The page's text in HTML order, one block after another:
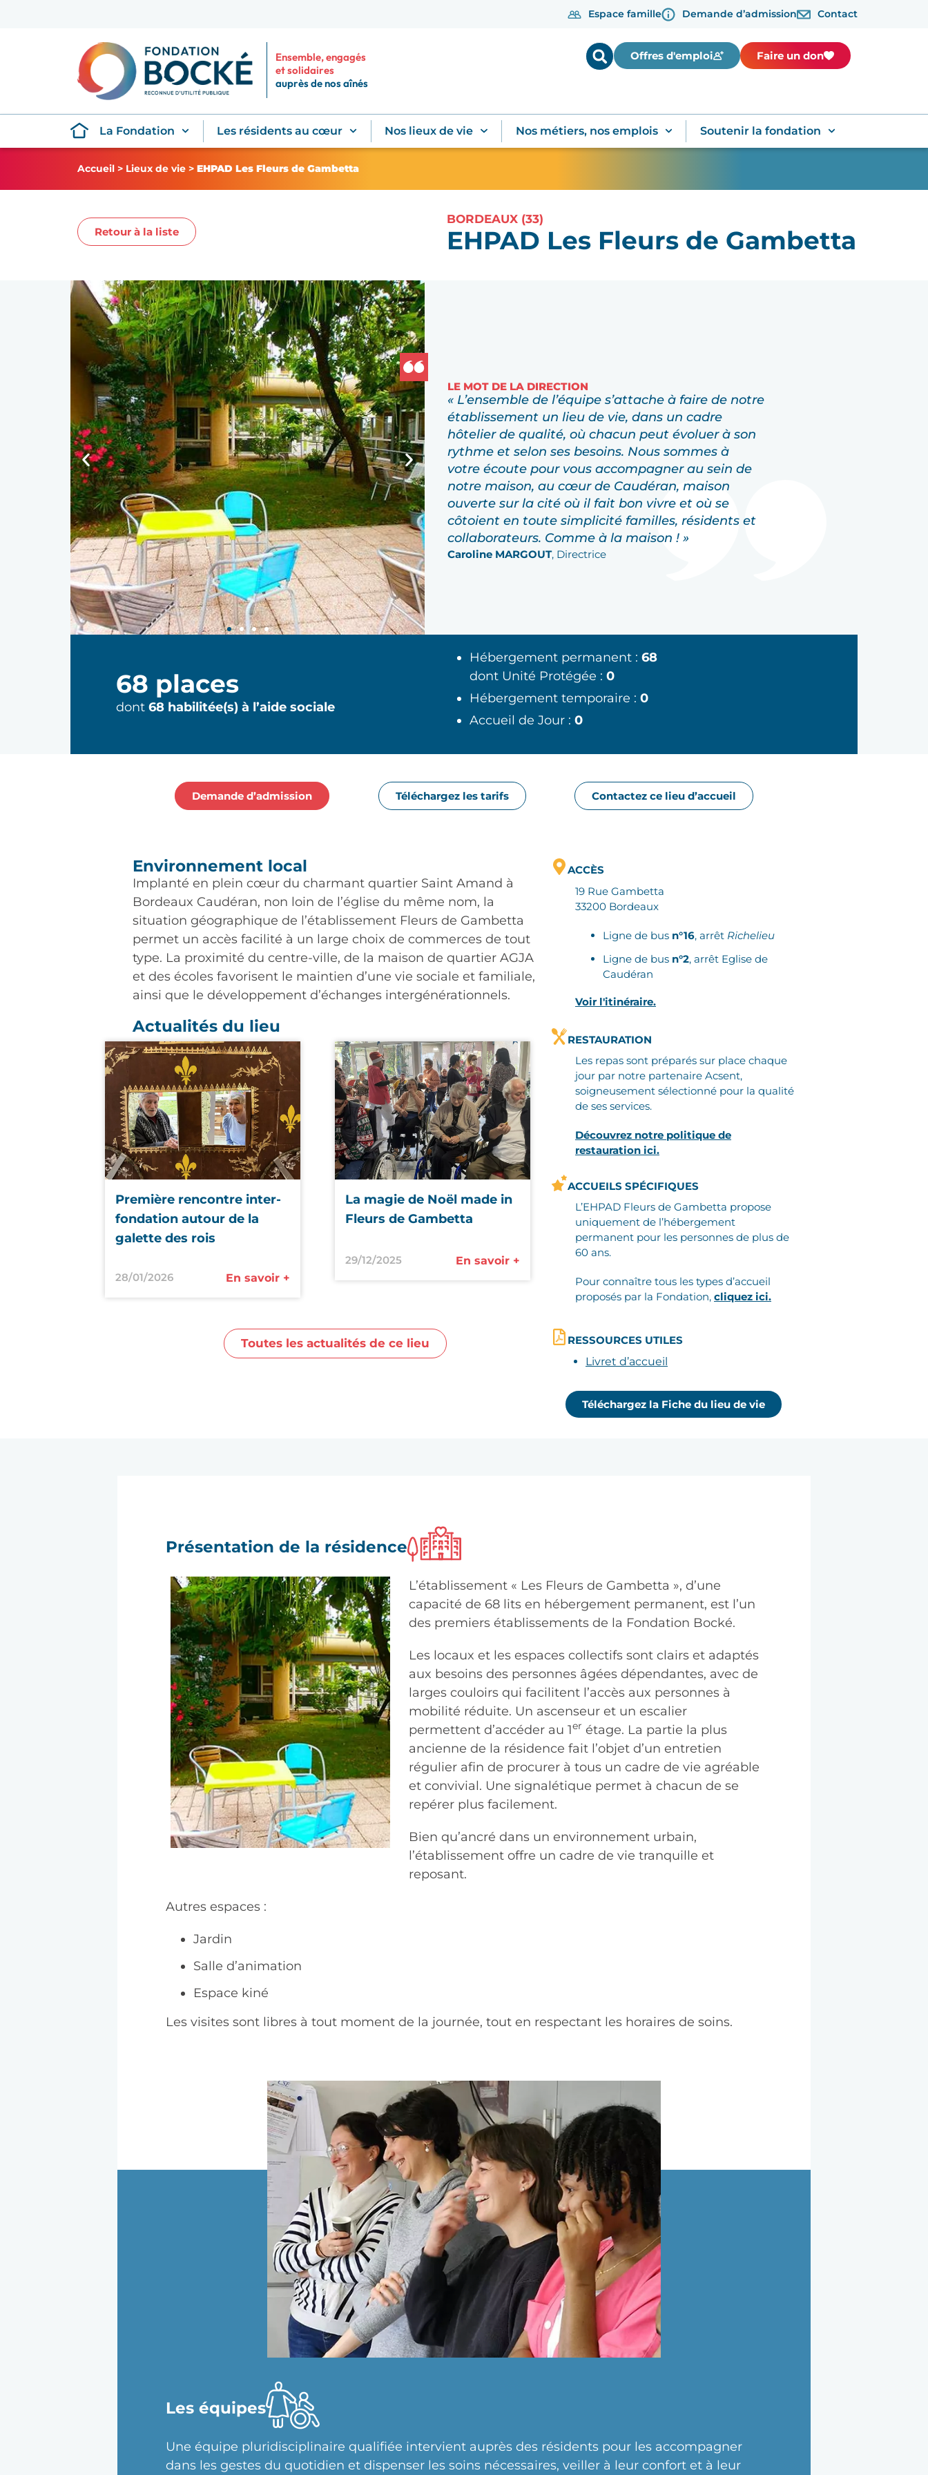
Espace famille Demande d’admission Contact
Ensemble, engagés
et solidaires
auprès de nos aînés
Faire un don
Offres d'emploi
La Fondation Les résidents au cœur Nos lieux de vie Nos métiers, nos emplois Soutenir la fondation
Accueil > Lieux de vie > EHPAD Les Fleurs de Gambetta
Retour à la liste
BORDEAUX (33)
EHPAD Les Fleurs de Gambetta
LE MOT DE LA DIRECTION
« L’ensemble de l’équipe s’attache à faire de notre
établissement un lieu de vie, dans un cadre
hôtelier de qualité, où chacun peut évoluer à son
rythme et selon ses besoins. Nous sommes à
votre écoute pour vous accompagner au sein de
notre maison, au cœur de Caudéran, maison
ouverte sur la cité où il fait bon vivre et où se
côtoient en toute simplicité familles, résidents et
collaborateurs. Comme à la maison ! »
Caroline MARGOUT, Directrice
68 places
dont 68 habilitée(s) à l’aide sociale
Hébergement permanent : 68
dont Unité Protégée : 0
Hébergement temporaire : 0
Accueil de Jour : 0
Demande d’admission Téléchargez les tarifs Contactez ce lieu d’accueil
Environnement local
Implanté en plein cœur du charmant quartier Saint Amand à
Bordeaux Caudéran, non loin de l’église du même nom, la
situation géographique de l’établissement Fleurs de Gambetta
permet un accès facilité à un large choix de commerces de tout
type. La proximité du centre-ville, de la maison de quartier AGJA
et des écoles favorisent le maintien d’une vie sociale et familiale,
ainsi que le développement d’échanges intergénérationnels.
Actualités du lieu
Première rencontre inter-
fondation autour de la
galette des rois
28/01/2026 En savoir +
La magie de Noël made in
Fleurs de Gambetta
29/12/2025 En savoir +
Toutes les actualités de ce lieu
ACCÈS
19 Rue Gambetta
33200 Bordeaux
Ligne de bus n°16, arrêt Richelieu
Ligne de bus n°2, arrêt Eglise de
Caudéran
Voir l'itinéraire.
RESTAURATION
Les repas sont préparés sur place chaque
jour par notre partenaire Acsent,
soigneusement sélectionné pour la qualité
de ses services.
Découvrez notre politique de
restauration ici.
ACCUEILS SPÉCIFIQUES
L’EHPAD Fleurs de Gambetta propose
uniquement de l’hébergement
permanent pour les personnes de plus de
60 ans.
Pour connaître tous les types d’accueil
proposés par la Fondation, cliquez ici.
RESSOURCES UTILES
Livret d’accueil
Téléchargez la Fiche du lieu de vie
Présentation de la résidence
L’établissement « Les Fleurs de Gambetta », d’une
capacité de 68 lits en hébergement permanent, est l’un
des premiers établissements de la Fondation Bocké.
Les locaux et les espaces collectifs sont clairs et adaptés
aux besoins des personnes âgées dépendantes, avec de
larges couloirs qui facilitent l’accès aux personnes à
mobilité réduite. Un ascenseur et un escalier
permettent d’accéder au 1er étage. La partie la plus
ancienne de la résidence fait l’objet d’un entretien
régulier afin de procurer à tous un cadre de vie agréable
et convivial. Une signalétique permet à chacun de se
repérer plus facilement.
Bien qu’ancré dans un environnement urbain,
l’établissement offre un cadre de vie tranquille et
reposant.
Autres espaces :
Jardin
Salle d’animation
Espace kiné
Les visites sont libres à tout moment de la journée, tout en respectant les horaires de soins.
Les équipes
Une équipe pluridisciplinaire qualifiée intervient auprès des résidents pour les accompagner
dans les gestes du quotidien et dispenser les soins nécessaires, veiller à leur confort et à leur